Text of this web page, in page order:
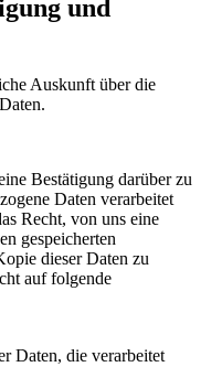
und
Auskunft über die
Bestätigung darüber zu
Daten verarbeitet
Recht, von uns eine
gespeicherten
dieser Daten zu
auf folgende
Daten, die verarbeitet